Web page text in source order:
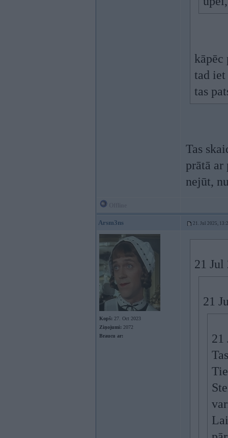
tad
tas
Tas
prātā
nejūt,
Arsm3ns 21. Jul 2025,
Kopš: 27. Oct 2023
Ziņojumi: 2072
Braucu ar:
21
21
21